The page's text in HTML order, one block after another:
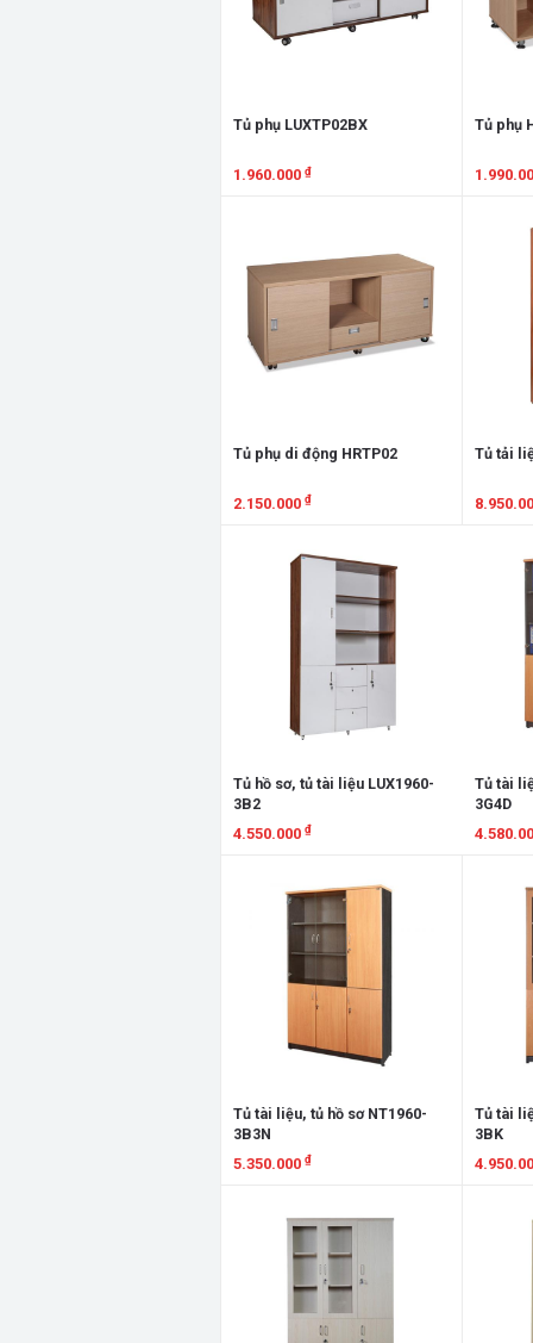
Tủ phụ LUXTP02BX
1.960.000 ₫
Tủ phụ
Tủ phụ di động HRTP02
2.150.000 ₫
Tủ tải
Tủ hồ sơ, tủ tài liệu LUX1960-
3B2
4.550.000 ₫
Tủ tài
3G4D
Tủ tài liệu, tủ hồ sơ NT1960-
3B3N
5.350.000 ₫
Tủ tài
3BK